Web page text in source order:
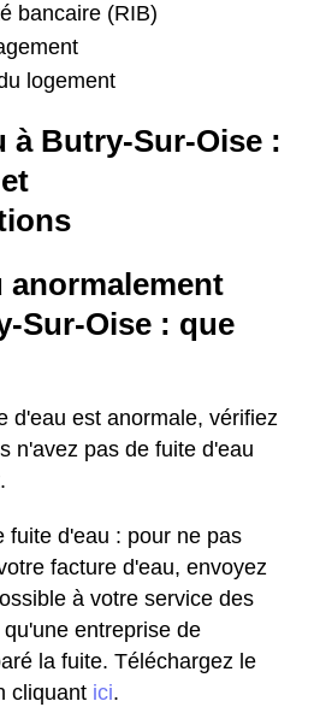
bancaire (RIB)
logement
à Butry-Sur-Oise :
anormalement
Sur-Oise : que
d'eau est anormale, vérifiez
n'avez pas de fuite d'eau
fuite d'eau : pour ne pas
facture d'eau, envoyez
à votre service des
entreprise de
la fuite. Téléchargez le
cliquant ici.